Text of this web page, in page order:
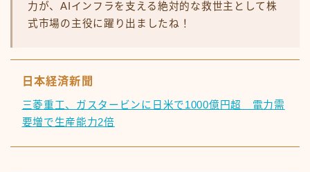
力が、AIインフラを支える絶対的な救世主として株
式市場の主役に躍り出ましたね！
日本経済新聞
三菱重工、ガスタービンに日米で1000億円超 電力需
要増で生産能力2倍